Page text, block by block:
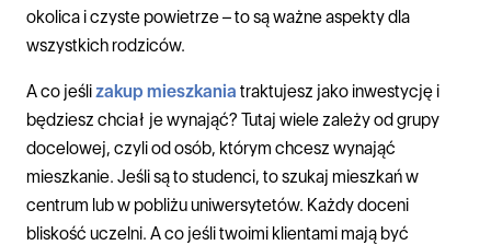
okolica i czyste powietrze – to są ważne aspekty dla
wszystkich rodziców.
A co jeślizakup mieszkania traktujesz jako inwestycję i
będziesz chciał je wynająć? Tutaj wiele zależy od grupy
docelowej, czyli od osób, którym chcesz wynająć
mieszkanie. Jeśli są to studenci, to szukaj mieszkań w
centrum lub w pobliżu uniwersytetów. Każdy doceni
bliskość uczelni. A co jeśli twoimi klientami mają być